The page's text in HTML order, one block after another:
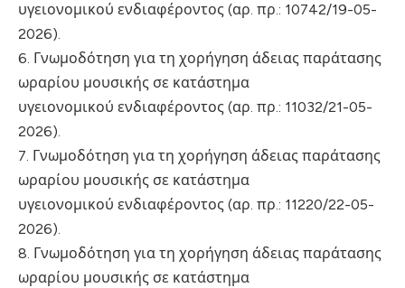
υγειονομικού ενδιαφέροντος (αρ. πρ.: 10742/19-05-
2026).
6. Γνωμοδότηση για τη χορήγηση άδειας παράτασης
ωραρίου μουσικής σε κατάστημα
υγειονομικού ενδιαφέροντος (αρ. πρ.: 11032/21-05-
2026).
7. Γνωμοδότηση για τη χορήγηση άδειας παράτασης
ωραρίου μουσικής σε κατάστημα
υγειονομικού ενδιαφέροντος (αρ. πρ.: 11220/22-05-
2026).
8. Γνωμοδότηση για τη χορήγηση άδειας παράτασης
ωραρίου μουσικής σε κατάστημα